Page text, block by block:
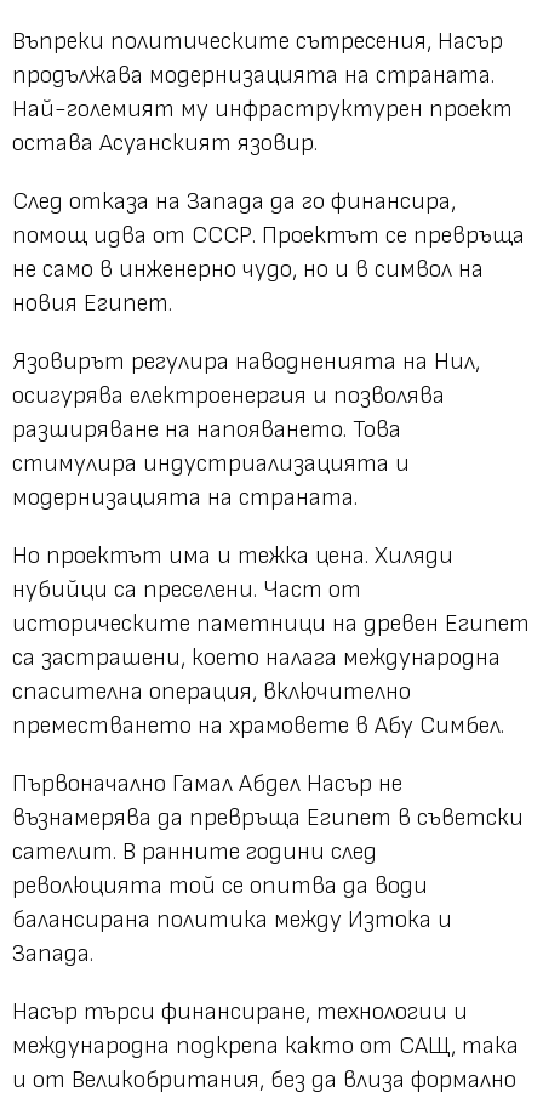
Въпреки политическите сътресения, Насър
продължава модернизацията на страната.
Най-големият му инфраструктурен проект
остава Асуанският язовир.
След отказа на Запада да го финансира,
помощ идва от СССР. Проектът се превръща
не само в инженерно чудо, но и в символ на
новия Египет.
Язовирът регулира наводненията на Нил,
осигурява електроенергия и позволява
разширяване на напояването. Това
стимулира индустриализацията и
модернизацията на страната.
Но проектът има и тежка цена. Хиляди
нубийци са преселени. Част от
историческите паметници на древен Египет
са застрашени, което налага международна
спасителна операция, включително
преместването на храмовете в Абу Симбел.
Първоначално Гамал Абдел Насър не
възнамерява да превръща Египет в съветски
сателит. В ранните години след
революцията той се опитва да води
балансирана политика между Изтока и
Запада.
Насър търси финансиране, технологии и
международна подкрепа както от САЩ, така
и от Великобритания, без да влиза формално